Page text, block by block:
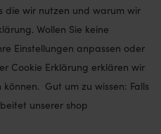
die wir nutzen und warum wir
Wollen Sie keine
Einstellungen anpassen oder
Cookie Erklärung erklären wir
Gut um zu wissen: Falls
unserer shop